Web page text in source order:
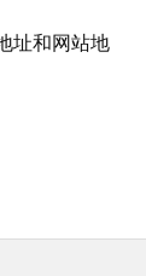
址和网站地